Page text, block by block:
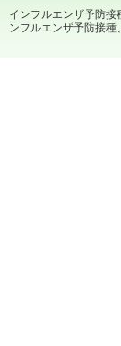
インフルエンザ予防接
ンフルエンザ予防接